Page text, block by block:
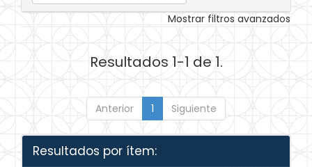
Mostrar filtros avanzados
Resultados 1-1 de 1.
Anterior 1 Siguiente
Resultados por ítem: